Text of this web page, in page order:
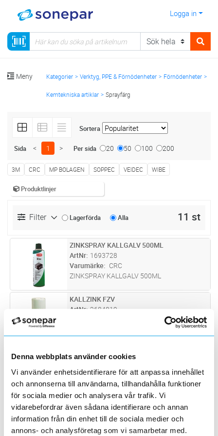
Denna webbplats använder cookies
Vi använder enhetsidentifierare för att anpassa innehållet
och annonserna till användarna, tillhandahålla funktioner
för sociala medier och analysera vår trafik. Vi
vidarebefordrar även sådana identifierare och annan
information från din enhet till de sociala medier och
annons- och analysföretag som vi samarbetar med.
Logga in
Meny Kategorier Verktyg, PPE & Förnödenheter Förnödenheter
Kemtekniska artiklar Sprayfärg
Sortera
Sida < 1 > Per sida 20 50 100 200
3M CRC MP BOLAGEN SOPPEC VEIDEC WIBE
Produktlinjer
Filter Lagerförda Alla 11 st
ST Lägg i kundvagn
ZINKSPRAY KALLGALV 500ML
ArtNr 1693728
Varumärke
CRC
ZINKSPRAY KALLGALV 500ML
ST Lägg i kundvagn
KALLZINK FZV
ArtNr 2684819
Zinkade snittytor och skador bör beläggas
behöver ej skyddas då de har en självläkande
effekt.
ST Lägg i kundvagn
KALLGALV BRIGHT GALV
Varumärke VEIDEC
Alu/Zink kallgalv. Högkvalitativ,
snabbtorkande och färganpassad. Ger ett
mycket bra rost- och korrosionsskydd. 500ml.
ST Lägg i kundvagn
BÄTTRINGSFÄRG SPRAY VIT
ArtNr 1693440
Varumärke
WIBE